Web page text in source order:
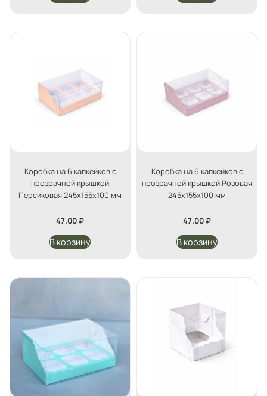
Коробка на 6 капкейков с
прозрачной крышкой
Персиковая 245х155х100 мм
47.00 ₽
В корзину
Коробка на 6 капкейков с
прозрачной крышкой Розовая
245х155х100 мм
47.00 ₽
В корзину